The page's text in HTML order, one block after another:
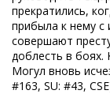
прекратились,
прибыла к нему с
совершают
доблесть в боях.
Могул вновь
#163, SU: #43,